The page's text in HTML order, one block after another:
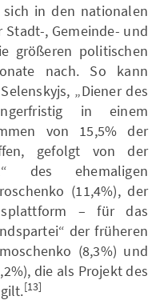
in den nationalen
Stadt-, Gemeinde- und
größeren politischen
nach. So kann
„Diener des
in einem
von 15,5% der
gefolgt von der
des ehemaligen
(11,4%), der
– für das
der früheren
(8,3%) und
die als Projekt des
[13]